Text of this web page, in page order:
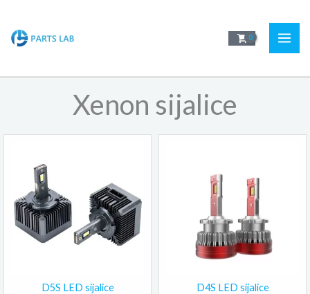
sadržaj
Xenon sijalice
D5S LED sijalice D4S LED sijalice